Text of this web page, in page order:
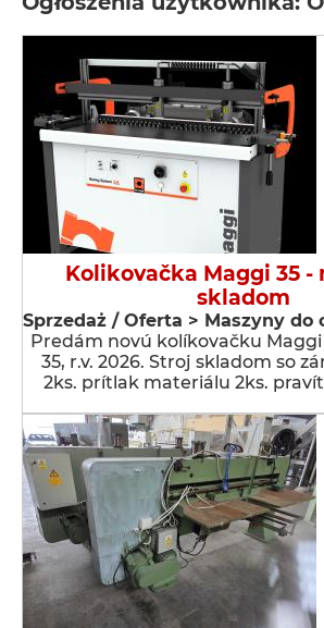
Kolikovačka Maggi 35 -
skladom
Sprzedaż / Oferta > Maszyny do
Predám novú kolíkovačku
35, r.v. 2026. Stroj skladom so
2ks. prítlak materiálu 2ks.